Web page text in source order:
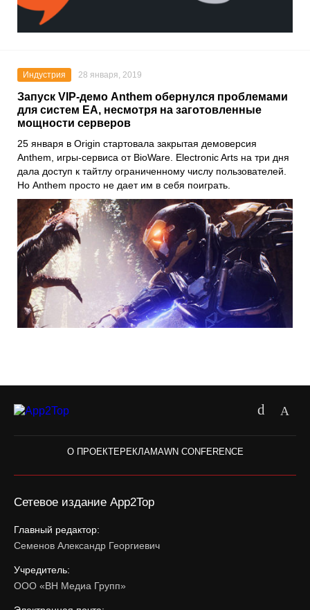
Индустрия 28 января, 2019
Запуск VIP-демо Anthem обернулся проблемами
для систем EA, несмотря на заготовленные
мощности серверов
25 января в Origin стартовала закрытая демоверсия
Anthem, игры-сервиса от BioWare. Electronic Arts на три дня
дала доступ к тайтлу ограниченному числу пользователей.
Но Anthem просто не дает им в себя поиграть.
О ПРОЕКТЕ РЕКЛАМАWN CONFERENCE
Сетевое издание App2Top
Главный редактор:
Семенов Александр Георгиевич
Учредитель:
ООО «ВН Медиа Групп»